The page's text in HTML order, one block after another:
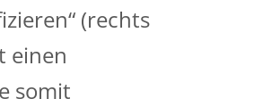
(rechts
einen
somit